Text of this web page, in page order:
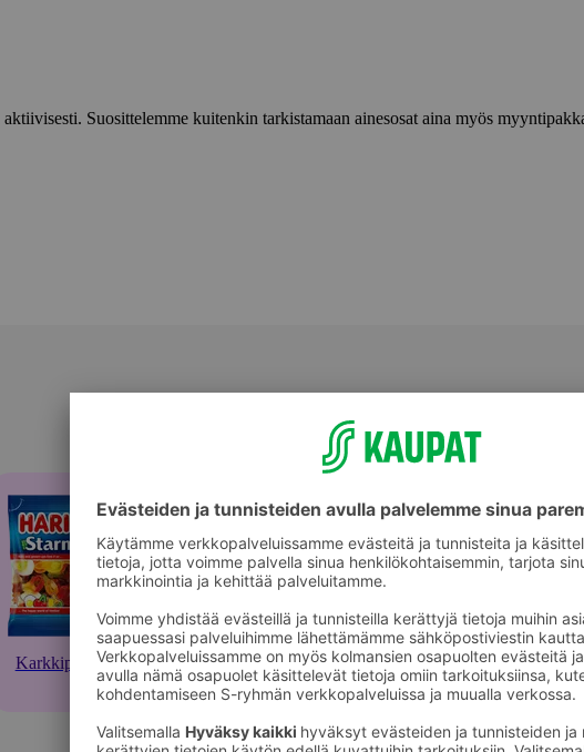
Suosittelemme kuitenkin tarkistamaan ainesosat aina myös
Karkkipussit Suklaa- ja toffeepussit